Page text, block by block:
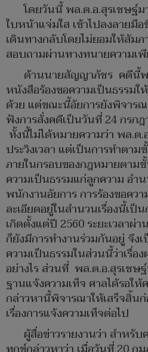
โดยวันนี้ พล.ต.อ.สุรเชษฐ์
ใบหน้าแจ่มใส เข้าไปลงลายมื
เดินทางกลับโดยไม่ยอมให้สัม
สอบถามผ่านทางทนายความเพี
ด้านนายสัญญาภัชร คดีนี้พ
หนังสือร้องขอความเป็นธรรม
ด้วย แต่ขณะนี้อัยการยังพิจารณ
ฟังการสั่งคดีเป็นวันที่ 24 กรกฎ
ทั้งนี้ไม่ได้หมายความว่า พล.ต.
ประวิงเวลา แต่เป็นการทำตา
ภายในกรอบของกฎหมายตาม
ความเป็นธรรมแก่ลูกความ อำ
พนักงานอัยการ การร้องขอคว
ละเอียดอยู่ในสำนวนเรื่องนี้เป็
เกิดตั้งแต่ปี 2560 ระยะเวลา
ก็ยังมีการทำงานร่วมกันอยู่ จึง
ความเป็นธรรมในส่วนนี้ว่าเรื่อ
อย่างไร ส่วนที่ พล.ต.อ.สุรเช
ฐานแจ้งความเท็จ ศาลได้รอใ
กล่าวหานี้พิจารณาให้เสร็จสิ้น
เรื่องการแจ้งความเท็จต่อไป
ผู้สื่อข่าวรายงานว่า สำหรั